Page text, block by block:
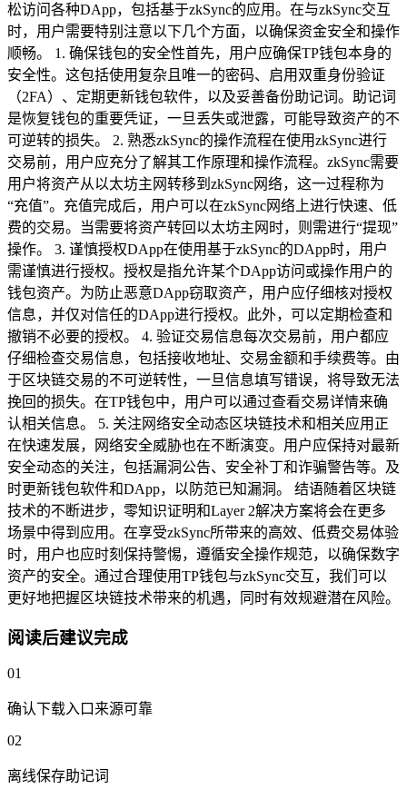
松访问各种DApp，包括基于zkSync的应用。在与zkSync交互
时，用户需要特别注意以下几个方面，以确保资金安全和操作
顺畅。 1. 确保钱包的安全性首先，用户应确保TP钱包本身的
安全性。这包括使用复杂且唯一的密码、启用双重身份验证
（2FA）、定期更新钱包软件，以及妥善备份助记词。助记词
是恢复钱包的重要凭证，一旦丢失或泄露，可能导致资产的不
可逆转的损失。 2. 熟悉zkSync的操作流程在使用zkSync进行
交易前，用户应充分了解其工作原理和操作流程。zkSync需要
用户将资产从以太坊主网转移到zkSync网络，这一过程称为
“充值”。充值完成后，用户可以在zkSync网络上进行快速、低
费的交易。当需要将资产转回以太坊主网时，则需进行“提现”
操作。 3. 谨慎授权DApp在使用基于zkSync的DApp时，用户
需谨慎进行授权。授权是指允许某个DApp访问或操作用户的
钱包资产。为防止恶意DApp窃取资产，用户应仔细核对授权
信息，并仅对信任的DApp进行授权。此外，可以定期检查和
撤销不必要的授权。 4. 验证交易信息每次交易前，用户都应
仔细检查交易信息，包括接收地址、交易金额和手续费等。由
于区块链交易的不可逆转性，一旦信息填写错误，将导致无法
挽回的损失。在TP钱包中，用户可以通过查看交易详情来确
认相关信息。 5. 关注网络安全动态区块链技术和相关应用正
在快速发展，网络安全威胁也在不断演变。用户应保持对最新
安全动态的关注，包括漏洞公告、安全补丁和诈骗警告等。及
时更新钱包软件和DApp，以防范已知漏洞。 结语随着区块链
技术的不断进步，零知识证明和Layer 2解决方案将会在更多
场景中得到应用。在享受zkSync所带来的高效、低费交易体验
时，用户也应时刻保持警惕，遵循安全操作规范，以确保数字
资产的安全。通过合理使用TP钱包与zkSync交互，我们可以
更好地把握区块链技术带来的机遇，同时有效规避潜在风险。
阅读后建议完成
01
确认下载入口来源可靠
02
离线保存助记词